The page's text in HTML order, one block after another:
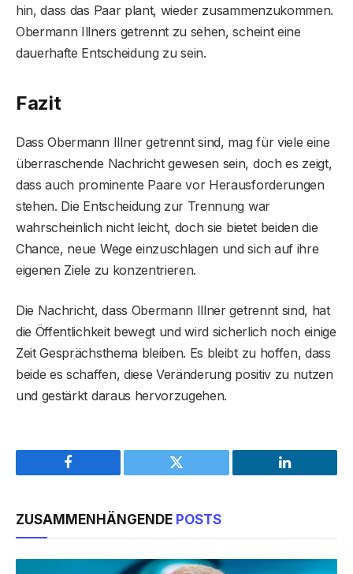
hin, dass das Paar plant, wieder zusammenzukommen.
Obermann Illners getrennt zu sehen, scheint eine
dauerhafte Entscheidung zu sein.
Fazit
Dass Obermann Illner getrennt sind, mag für viele eine
überraschende Nachricht gewesen sein, doch es zeigt,
dass auch prominente Paare vor Herausforderungen
stehen. Die Entscheidung zur Trennung war
wahrscheinlich nicht leicht, doch sie bietet beiden die
Chance, neue Wege einzuschlagen und sich auf ihre
eigenen Ziele zu konzentrieren.
Die Nachricht, dass Obermann Illner getrennt sind, hat
die Öffentlichkeit bewegt und wird sicherlich noch einige
Zeit Gesprächsthema bleiben. Es bleibt zu hoffen, dass
beide es schaffen, diese Veränderung positiv zu nutzen
und gestärkt daraus hervorzugehen.
Facebook Twitter LinkedIn
ZUSAMMENHÄNGENDE POSTS